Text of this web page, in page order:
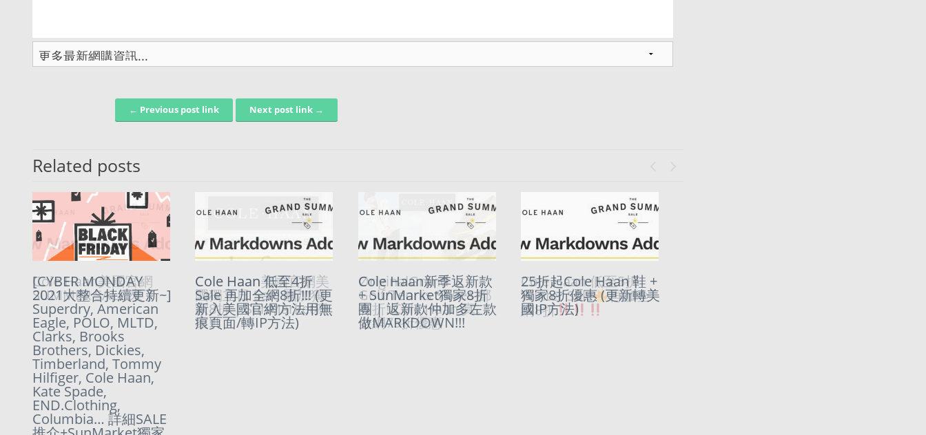
Post navigation← Previous post link Next post link →
Related posts
Cole Haan美國官網
SUMMER SALE 來了
Cole Haan美國官網美
國獨立日 Sale 團加獨
家8折 | SunMarket獨
家!!!
ØriginalGrand
Golf/Tennis Shoes 都
有折! Cole Haan 真。
全網75折優惠
Cole Haan 低至5折
Winter Sale 再加全
網8折
[CYBER MONDAY
2021大整合持續更新~]
Superdry, American
Eagle, POLO, MLTD,
Clarks, Brooks
Brothers, Dickies,
Timberland, Tommy
Hilfiger, Cole Haan,
Kate Spade,
END.Clothing,
Columbia… 詳細SALE
Cole Haan 低至4折
Sale 再加全網8折!!! (更
新入美國官網方法用無
痕頁面/轉IP方法)
Cole Haan新季返新款
+ SunMarket獨家8折
團 | 返新款仲加多左款
做MARKDOWN!!!
25折起Cole Haan 鞋 +
獨家8折優惠 (更新轉美
國IP方法)